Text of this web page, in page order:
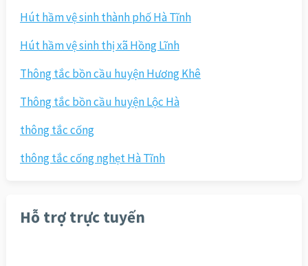
Hút hầm vệ sinh thành phố Hà Tĩnh
Hút hầm vệ sinh thị xã Hồng Lĩnh
Thông tắc bồn cầu huyện Hương Khê
Thông tắc bồn cầu huyện Lộc Hà
thông tắc cống
thông tắc cống nghẹt Hà Tĩnh
Hỗ trợ trực tuyến